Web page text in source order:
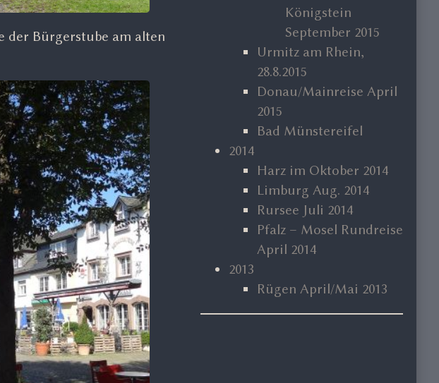
der Bürgerstube am alten
Königstein
September 2015
Urmitz am Rhein,
28.8.2015
Donau/Mainreise April
2015
Bad Münstereifel
2014
Harz im Oktober 2014
Limburg Aug. 2014
Rursee Juli 2014
Pfalz – Mosel Rundreise
April 2014
2013
Rügen April/Mai 2013